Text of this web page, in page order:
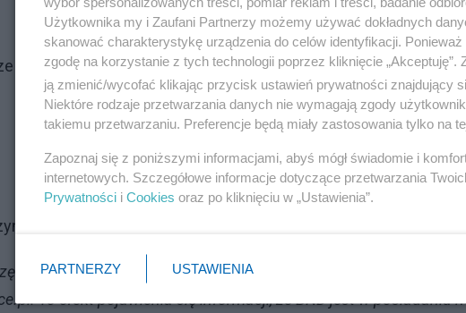
Generalny,
Reklama
portal „Wpolityce.pl”:
procedurę sprawdzającą czy w Smoleńsku nie doszło do
To efekt pojawienia się informacji, że BND jest w posiadaniu
Użytkownika my i Zaufani Partnerzy możemy używać dokładnych
skanować charakterystykę urządzenia do celów identyfikacji.
zgodę na korzystanie z tych technologii poprzez kliknięcie
ją zmienić/wycofać klikając przycisk ustawień prywatności znajdujący
Niektóre rodzaje przetwarzania danych nie wymagają zgody
takiemu przetwarzaniu. Preferencje będą miały zastosowania tylko na
Zapoznaj się z poniższymi informacjami, abyś mógł świadomie i
internetowych. Szczegółowe informacje dotyczące przetwarzania
Prywatności i Cookies oraz po kliknięciu w „Ustawienia”.
PARTNERZY USTAWIENIA